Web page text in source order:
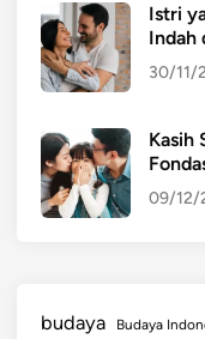
Istri
Indah
30/11/
Kasih
09/12/
budaya Budaya